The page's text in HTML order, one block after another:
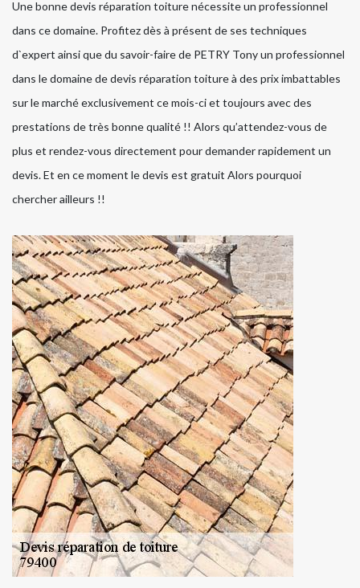
Une bonne devis réparation toiture nécessite un professionnel
dans ce domaine. Profitez dès à présent de ses techniques
d`expert ainsi que du savoir-faire de PETRY Tony un professionnel
dans le domaine de devis réparation toiture à des prix imbattables
sur le marché exclusivement ce mois-ci et toujours avec des
prestations de très bonne qualité !! Alors qu’attendez-vous de
plus et rendez-vous directement pour demander rapidement un
devis. Et en ce moment le devis est gratuit Alors pourquoi
chercher ailleurs !!